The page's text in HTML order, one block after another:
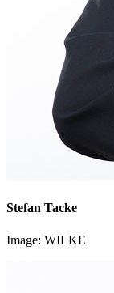
Stefan Tacke
Image: WILKE